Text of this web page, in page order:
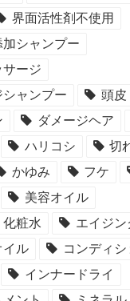
界面活性剤不使用
加シャンプー
サージ
シャンプー
頭皮
ダメージヘア
ハリコシ
切
かゆみ フケ
美容オイル
化粧水
エイジン
イル
コンディシ
インナードライ